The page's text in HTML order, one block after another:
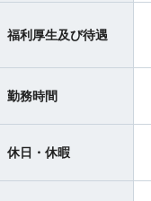
福利厚生及び待遇
勤務時間
休日・休暇